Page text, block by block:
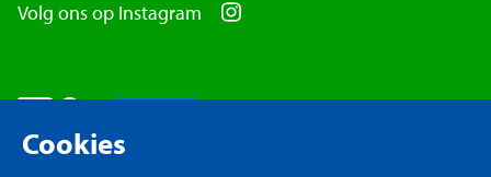
Volg ons op Instagram
Cookies